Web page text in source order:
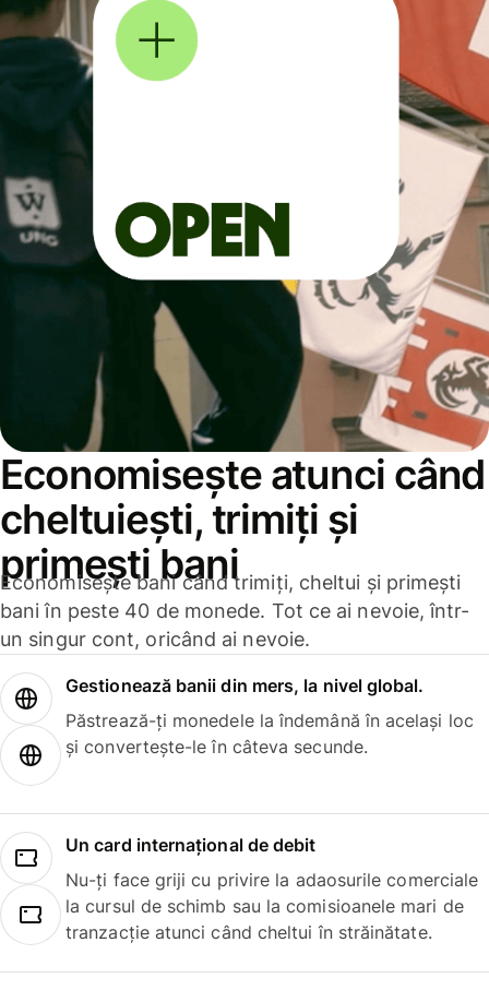
Economisește atunci când
cheltuiești, trimiți și
primești bani
Economisește bani când trimiți, cheltui și primești
bani în peste 40 de monede. Tot ce ai nevoie, într-
un singur cont, oricând ai nevoie.
Gestionează banii din mers, la nivel global.
Păstrează-ți monedele la îndemână în același loc
și convertește-le în câteva secunde.
Un card internațional de debit
Nu-ți face griji cu privire la adaosurile comerciale
la cursul de schimb sau la comisioanele mari de
tranzacție atunci când cheltui în străinătate.